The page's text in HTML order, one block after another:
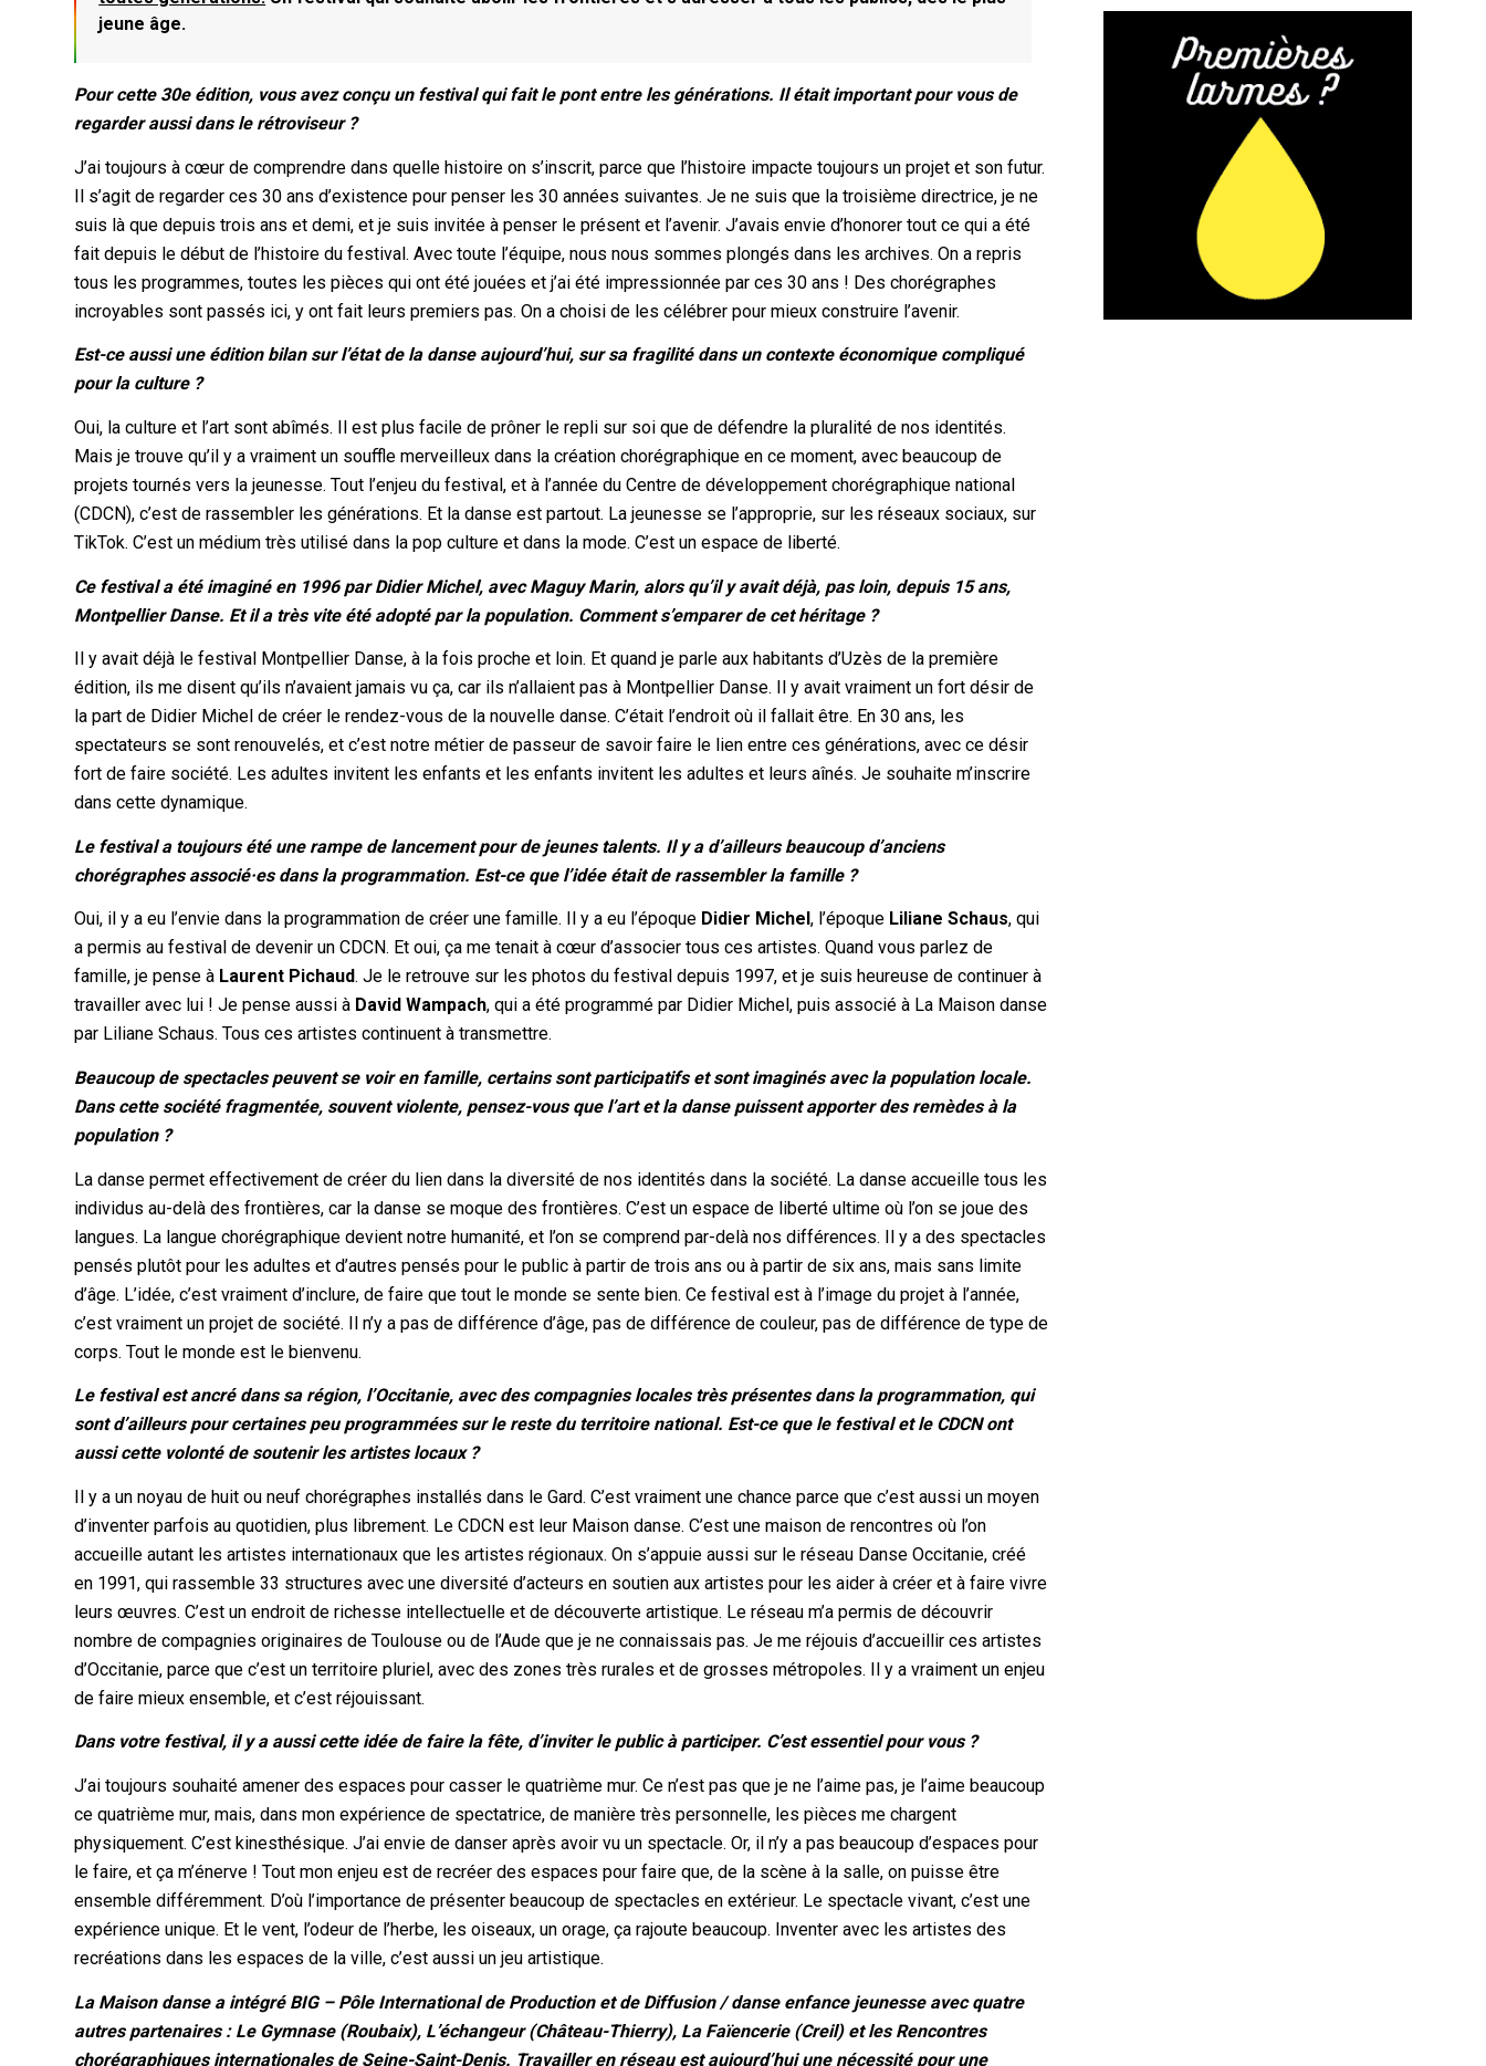
jeune âge.
Pour cette 30e édition, vous avez conçu un festival qui fait le pont entre les générations. Il était important pour vous de
regarder aussi dans le rétroviseur ?
J’ai toujours à cœur de comprendre dans quelle histoire on s’inscrit, parce que l’histoire impacte toujours un projet et son futur.
Il s’agit de regarder ces 30 ans d’existence pour penser les 30 années suivantes. Je ne suis que la troisième directrice, je ne
suis là que depuis trois ans et demi, et je suis invitée à penser le présent et l’avenir. J’avais envie d’honorer tout ce qui a été
fait depuis le début de l’histoire du festival. Avec toute l’équipe, nous nous sommes plongés dans les archives. On a repris
tous les programmes, toutes les pièces qui ont été jouées et j’ai été impressionnée par ces 30 ans ! Des chorégraphes
incroyables sont passés ici, y ont fait leurs premiers pas. On a choisi de les célébrer pour mieux construire l’avenir.
Est-ce aussi une édition bilan sur l’état de la danse aujourd’hui, sur sa fragilité dans un contexte économique compliqué
pour la culture ?
Oui, la culture et l’art sont abîmés. Il est plus facile de prôner le repli sur soi que de défendre la pluralité de nos identités.
Mais je trouve qu’il y a vraiment un souffle merveilleux dans la création chorégraphique en ce moment, avec beaucoup de
projets tournés vers la jeunesse. Tout l’enjeu du festival, et à l’année du Centre de développement chorégraphique national
(CDCN), c’est de rassembler les générations. Et la danse est partout. La jeunesse se l’approprie, sur les réseaux sociaux, sur
TikTok. C’est un médium très utilisé dans la pop culture et dans la mode. C’est un espace de liberté.
Ce festival a été imaginé en 1996 par Didier Michel, avec Maguy Marin, alors qu’il y avait déjà, pas loin, depuis 15 ans,
Montpellier Danse. Et il a très vite été adopté par la population. Comment s’emparer de cet héritage ?
Il y avait déjà le festival Montpellier Danse, à la fois proche et loin. Et quand je parle aux habitants d’Uzès de la première
édition, ils me disent qu’ils n’avaient jamais vu ça, car ils n’allaient pas à Montpellier Danse. Il y avait vraiment un fort désir de
la part de Didier Michel de créer le rendez-vous de la nouvelle danse. C’était l’endroit où il fallait être. En 30 ans, les
spectateurs se sont renouvelés, et c’est notre métier de passeur de savoir faire le lien entre ces générations, avec ce désir
fort de faire société. Les adultes invitent les enfants et les enfants invitent les adultes et leurs aînés. Je souhaite m’inscrire
dans cette dynamique.
Le festival a toujours été une rampe de lancement pour de jeunes talents. Il y a d’ailleurs beaucoup d’anciens
chorégraphes associé·es dans la programmation. Est-ce que l’idée était de rassembler la famille ?
Oui, il y a eu l’envie dans la programmation de créer une famille. Il y a eu l’époque Didier Michel, l’époque Liliane Schaus, qui
a permis au festival de devenir un CDCN. Et oui, ça me tenait à cœur d’associer tous ces artistes. Quand vous parlez de
famille, je pense à Laurent Pichaud. Je le retrouve sur les photos du festival depuis 1997, et je suis heureuse de continuer à
travailler avec lui ! Je pense aussi à David Wampach, qui a été programmé par Didier Michel, puis associé à La Maison danse
par Liliane Schaus. Tous ces artistes continuent à transmettre.
Beaucoup de spectacles peuvent se voir en famille, certains sont participatifs et sont imaginés avec la population locale.
Dans cette société fragmentée, souvent violente, pensez-vous que l’art et la danse puissent apporter des remèdes à la
population ?
La danse permet effectivement de créer du lien dans la diversité de nos identités dans la société. La danse accueille tous les
individus au-delà des frontières, car la danse se moque des frontières. C’est un espace de liberté ultime où l’on se joue des
langues. La langue chorégraphique devient notre humanité, et l’on se comprend par-delà nos différences. Il y a des spectacles
pensés plutôt pour les adultes et d’autres pensés pour le public à partir de trois ans ou à partir de six ans, mais sans limite
d’âge. L’idée, c’est vraiment d’inclure, de faire que tout le monde se sente bien. Ce festival est à l’image du projet à l’année,
c’est vraiment un projet de société. Il n’y a pas de différence d’âge, pas de différence de couleur, pas de différence de type de
corps. Tout le monde est le bienvenu.
Le festival est ancré dans sa région, l’Occitanie, avec des compagnies locales très présentes dans la programmation, qui
sont d’ailleurs pour certaines peu programmées sur le reste du territoire national. Est-ce que le festival et le CDCN ont
aussi cette volonté de soutenir les artistes locaux ?
Il y a un noyau de huit ou neuf chorégraphes installés dans le Gard. C’est vraiment une chance parce que c’est aussi un moyen
d’inventer parfois au quotidien, plus librement. Le CDCN est leur Maison danse. C’est une maison de rencontres où l’on
accueille autant les artistes internationaux que les artistes régionaux. On s’appuie aussi sur le réseau Danse Occitanie, créé
en 1991, qui rassemble 33 structures avec une diversité d’acteurs en soutien aux artistes pour les aider à créer et à faire vivre
leurs œuvres. C’est un endroit de richesse intellectuelle et de découverte artistique. Le réseau m’a permis de découvrir
nombre de compagnies originaires de Toulouse ou de l’Aude que je ne connaissais pas. Je me réjouis d’accueillir ces artistes
d’Occitanie, parce que c’est un territoire pluriel, avec des zones très rurales et de grosses métropoles. Il y a vraiment un enjeu
de faire mieux ensemble, et c’est réjouissant.
Dans votre festival, il y a aussi cette idée de faire la fête, d’inviter le public à participer. C’est essentiel pour vous ?
J’ai toujours souhaité amener des espaces pour casser le quatrième mur. Ce n’est pas que je ne l’aime pas, je l’aime beaucoup
ce quatrième mur, mais, dans mon expérience de spectatrice, de manière très personnelle, les pièces me chargent
physiquement. C’est kinesthésique. J’ai envie de danser après avoir vu un spectacle. Or, il n’y a pas beaucoup d’espaces pour
le faire, et ça m’énerve ! Tout mon enjeu est de recréer des espaces pour faire que, de la scène à la salle, on puisse être
ensemble différemment. D’où l’importance de présenter beaucoup de spectacles en extérieur. Le spectacle vivant, c’est une
expérience unique. Et le vent, l’odeur de l’herbe, les oiseaux, un orage, ça rajoute beaucoup. Inventer avec les artistes des
recréations dans les espaces de la ville, c’est aussi un jeu artistique.
La Maison danse a intégré BIG – Pôle International de Production et de Diffusion / danse enfance jeunesse avec quatre
autres partenaires : Le Gymnase (Roubaix), L’échangeur (Château-Thierry), La Faïencerie (Creil) et les Rencontres
chorégraphiques internationales de Seine-Saint-Denis. Travailler en réseau est aujourd’hui une nécessité pour une